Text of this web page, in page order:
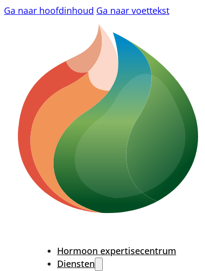
Ga naar hoofdinhoud Ga naar voettekst
Hormoon expertisecentrum
Diensten